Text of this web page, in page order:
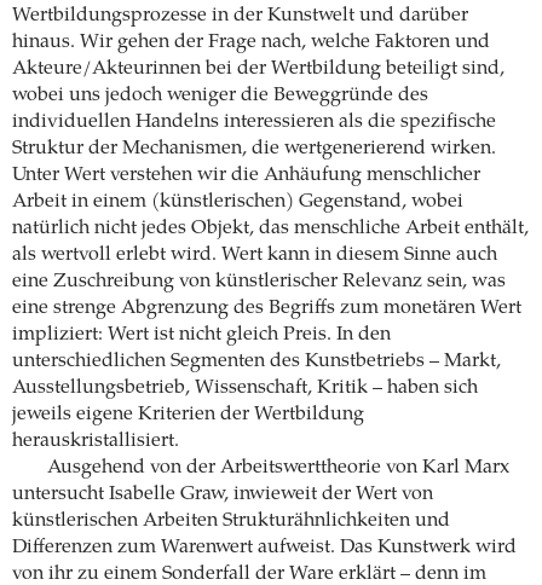
Wertbildungsprozesse in der Kunstwelt und darüber
hinaus. Wir gehen der Frage nach, welche Faktoren und
Akteure/Akteurinnen bei der Wertbildung beteiligt sind,
wobei uns jedoch weniger die Beweggründe des
individuellen Handelns interessieren als die spezifische
Struktur der Mechanismen, die wertgenerierend wirken.
Unter Wert verstehen wir die Anhäufung menschlicher
Arbeit in einem (künstlerischen) Gegenstand, wobei
natürlich nicht jedes Objekt, das menschliche Arbeit enthält,
als wertvoll erlebt wird. Wert kann in diesem Sinne auch
eine Zuschreibung von künstlerischer Relevanz sein, was
eine strenge Abgrenzung des Begriffs zum monetären Wert
impliziert: Wert ist nicht gleich Preis. In den
unterschiedlichen Segmenten des Kunstbetriebs – Markt,
Ausstellungsbetrieb, Wissenschaft, Kritik – haben sich
jeweils eigene Kriterien der Wertbildung
herauskristallisiert.
Ausgehend von der Arbeitswerttheorie von Karl Marx
untersucht Isabelle Graw, inwieweit der Wert von
künstlerischen Arbeiten Strukturähnlichkeiten und
Differenzen zum Warenwert aufweist. Das Kunstwerk wird
von ihr zu einem Sonderfall der Ware erklärt – denn im